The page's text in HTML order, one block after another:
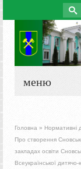
for:
меню
Головна » Нормативні
Про створення
закладах освіти
Всеукраїнської